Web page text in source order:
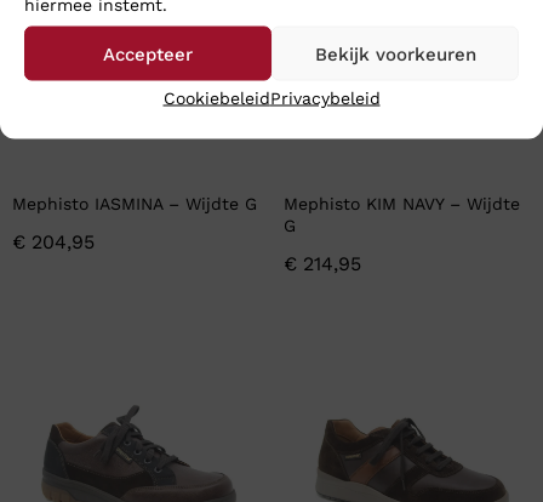
hiermee instemt.
Accepteer Bekijk voorkeuren
CookiebeleidPrivacybeleid
Mephisto IASMINA – Wijdte G
€ 204,95
Mephisto KIM NAVY – Wijdte
G
€ 214,95